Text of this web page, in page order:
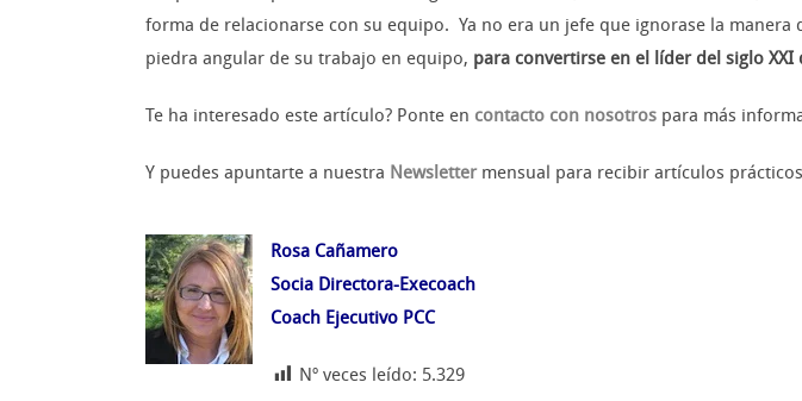
forma de relacionarse con su equipo. Ya no era un jefe que ignorase la
piedra angular de su trabajo en equipo, para convertirse en el líder del siglo XXI
Te ha interesado este artículo? Ponte en contacto con nosotros para más
Y puedes apuntarte a nuestra Newslettermensual para recibir artículos
Rosa Cañamero
Socia Directora-Execoach
Coach Ejecutivo PCC
Nº veces leído: 5.329